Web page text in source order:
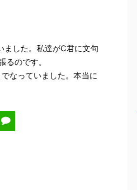
ました。私達がC君に文句
のです。
なっていました。本当に